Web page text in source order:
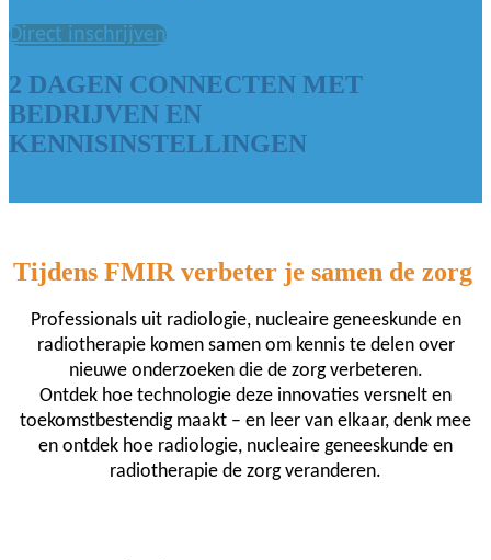
Direct inschrijven
2 DAGEN CONNECTEN MET
BEDRIJVEN EN
KENNISINSTELLINGEN
Tijdens FMIR verbeter je samen de zorg
Professionals uit radiologie, nucleaire geneeskunde en
radiotherapie komen samen om kennis te delen over
nieuwe onderzoeken die de zorg verbeteren.
Ontdek hoe technologie deze innovaties versnelt en
toekomstbestendig maakt – en leer van elkaar, denk mee
en ontdek hoe radiologie, nucleaire geneeskunde en
radiotherapie de zorg veranderen.